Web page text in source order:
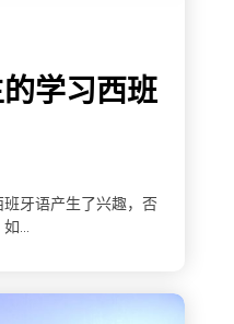
学习西班
牙语产生了兴趣，否
...